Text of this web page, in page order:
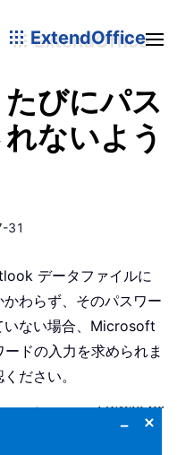
ExtendOffice
びにパス
ないよう
31
データファイルに
わらず、そのパスワー
いない場合、Microsoft
ドの入力を求められま
ださい。